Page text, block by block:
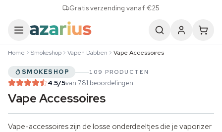
Gratis verzending vanaf €25
Home Smokeshop Vapen Dabben Vape Accessoires
SMOKESHOP 109 PRODUCTEN
4.5/5van 781 beoordelingen
Vape Accessoires
Vape-accessoires zijn de losse onderdeeltjes die je vaporizer